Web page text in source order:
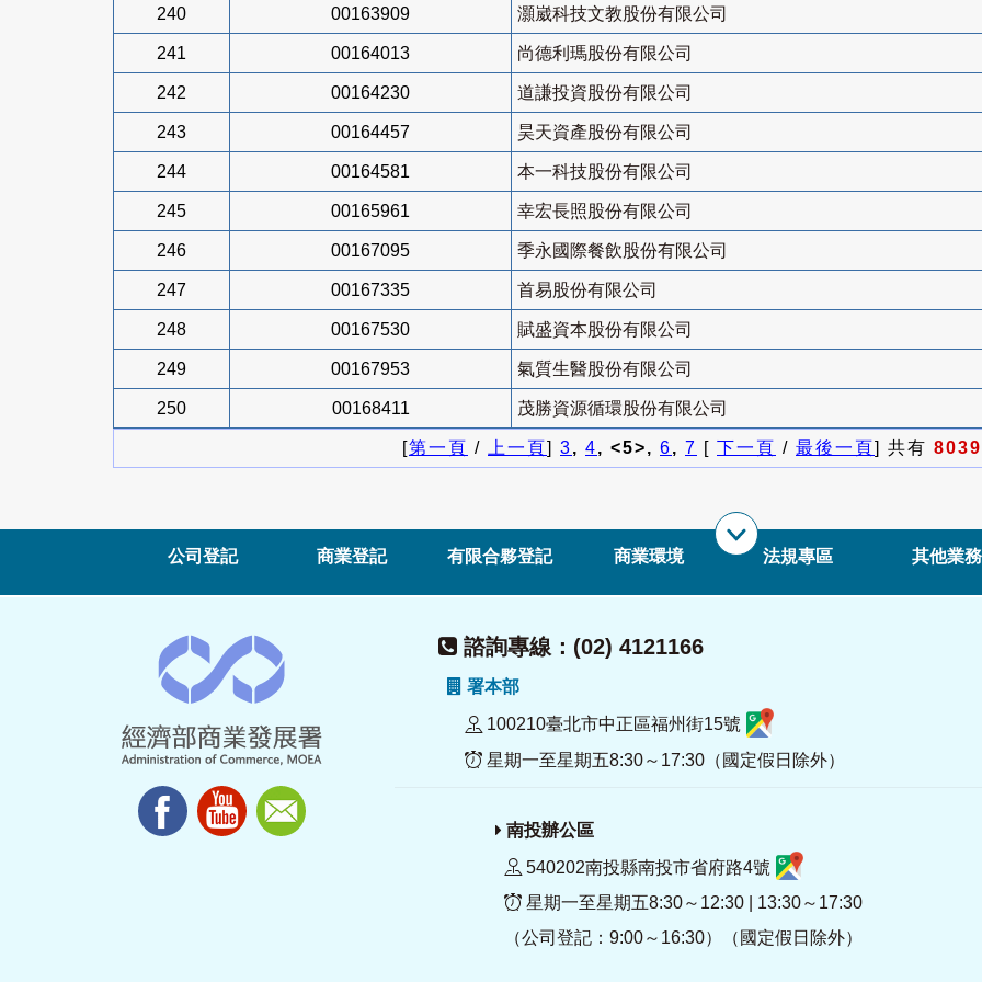
240 00163909 灝崴科技文教股份有限公司
241 00164013 尚德利瑪股份有限公司
242 00164230 道謙投資股份有限公司
243 00164457 昊天資產股份有限公司
244 00164581 本一科技股份有限公司
245 00165961 幸宏長照股份有限公司
246 00167095 季永國際餐飲股份有限公司
247 00167335 首易股份有限公司
248 00167530 賦盛資本股份有限公司
249 00167953 氣質生醫股份有限公司
250 00168411 茂勝資源循環股份有限公司
[第一頁 / 上一頁] 3, 4, <5>, 6, 7 [ 下一頁 / 最後一頁] 共有 8039
公司登記 商業登記 有限合夥登記 商業環境 法規專區 其他業務
諮詢專線：(02) 4121166
署本部
100210臺北市中正區福州街15號
星期一至星期五8:30～17:30（國定假日除外）
南投辦公區
540202南投縣南投市省府路4號
星期一至星期五8:30～12:30 | 13:30～17:30
（公司登記：9:00～16:30）（國定假日除外）